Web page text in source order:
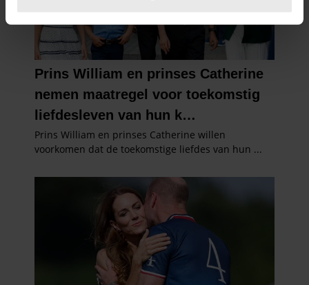
intrekken in de Cookieverklaring.
We gebruiken cookies om content en advertenties te
personaliseren, om functies voor social media te bieden
en om ons websiteverkeer te analyseren. Ook delen we
partners voor social media, adverteren en analyse. Deze
partners kunnen deze gegevens combineren met andere
informatie die u aan ze heeft verstrekt of die ze hebben